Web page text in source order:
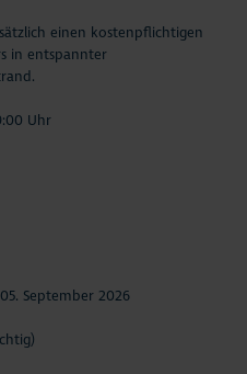
einen kostenpflichtigen
in entspannter
Uhr
September 2026